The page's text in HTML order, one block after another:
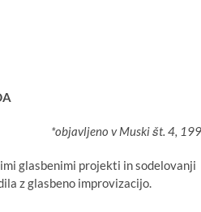
*objavljeno v Muski št. 4,
glasbenimi projekti in sodelovanji
z glasbeno improvizacijo.